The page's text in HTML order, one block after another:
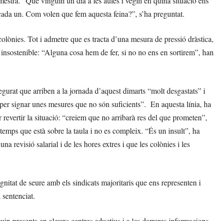
un. Com volen que fem aquesta feina?”, s’ha preguntat.
Tot i admetre que es tracta d’una mesura de pressió dràstica,
“Alguna cosa hem de fer, si no no ens en sortirem”, han
que arriben a la jornada d’aquest dimarts “molt desgastats” i
signar unes mesures que no són suficients”. En aquesta línia, ha
la situació: “creiem que no arribarà res del que prometen”,
que està sobre la taula i no es compleix. “És un insult”, ha
revisió salarial i de les hores extres i que les colònies i les
de seure amb els sindicats majoritaris que ens representen i